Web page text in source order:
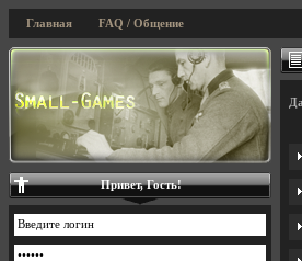
Главная FAQ / Общение
Привет, Гость!